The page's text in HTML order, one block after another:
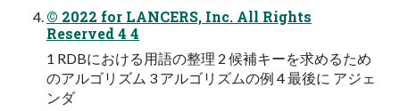
© 2022 for LANCERS, Inc. All Rights
Reserved 4 4
1 RDBにおける用語の整理 2 候補キーを求めるため
のアルゴリズム 3 アルゴリズムの例 4 最後に アジェ
ンダ